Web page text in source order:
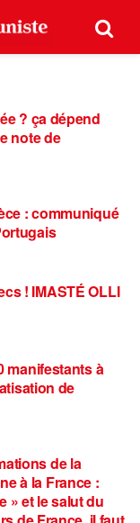
? ça dépend
note de
: communiqué
! IMASTÉ OLLI
manifestants à
de
de la
à la France :
» et le salut du